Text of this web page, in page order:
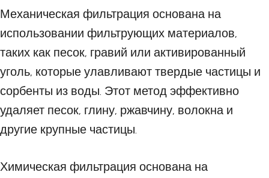
Механическая фильтрация основана на
использовании фильтрующих материалов,
таких как песок, гравий или активированный
уголь, которые улавливают твердые частицы и
сорбенты из воды. Этот метод эффективно
удаляет песок, глину, ржавчину, волокна и
другие крупные частицы.
Химическая фильтрация основана на